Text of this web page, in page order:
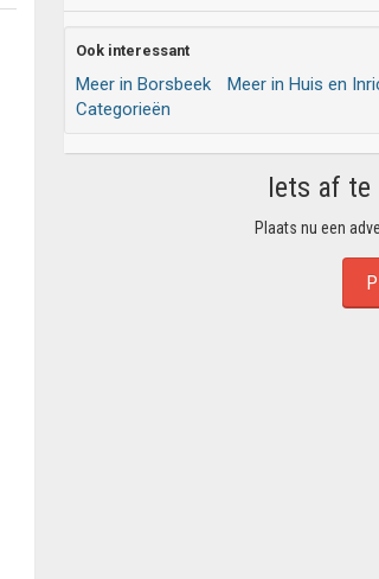
Ook interessant
Meer in Borsbeek Meer in Huis en
Categorieën
Iets af te
Plaats nu een